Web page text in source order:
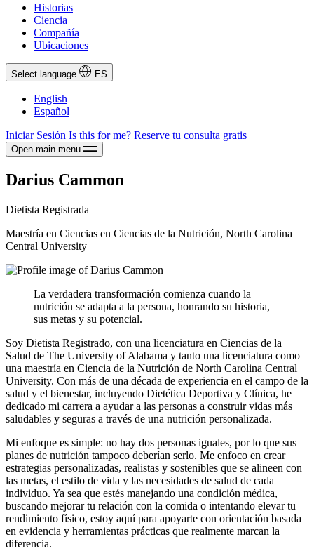
Historias
Ciencia
Compañía
Ubicaciones
Select language ES
English
Español
Iniciar Sesión Is this for me? Reserve tu consulta gratis
Open main menu
Darius Cammon
Dietista Registrada
Maestría en Ciencias en Ciencias de la Nutrición, North Carolina
Central University
La verdadera transformación comienza cuando la
nutrición se adapta a la persona, honrando su historia,
sus metas y su potencial.
Soy Dietista Registrado, con una licenciatura en Ciencias de la
Salud de The University of Alabama y tanto una licenciatura como
una maestría en Ciencia de la Nutrición de North Carolina Central
University. Con más de una década de experiencia en el campo de la
salud y el bienestar, incluyendo Dietética Deportiva y Clínica, he
dedicado mi carrera a ayudar a las personas a construir vidas más
saludables y seguras a través de una nutrición personalizada.
Mi enfoque es simple: no hay dos personas iguales, por lo que sus
planes de nutrición tampoco deberían serlo. Me enfoco en crear
estrategias personalizadas, realistas y sostenibles que se alineen con
las metas, el estilo de vida y las necesidades de salud de cada
individuo. Ya sea que estés manejando una condición médica,
buscando mejorar tu relación con la comida o intentando elevar tu
rendimiento físico, estoy aquí para apoyarte con orientación basada
en evidencia y herramientas prácticas que realmente marcan la
diferencia.